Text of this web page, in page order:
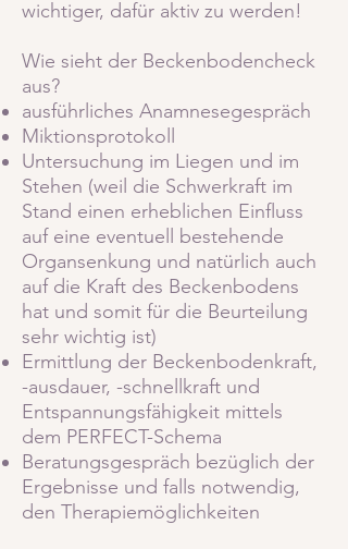
wichtiger, dafür aktiv zu werden!
Wie sieht der Beckenbodencheck
aus?
ausführliches Anamnesegespräch
Miktionsprotokoll
Untersuchung im Liegen und im
Stehen (weil die Schwerkraft im
Stand einen erheblichen Einfluss
auf eine eventuell bestehende
Organsenkung und natürlich auch
auf die Kraft des Beckenbodens
hat und somit für die Beurteilung
sehr wichtig ist)
Ermittlung der Beckenbodenkraft,
-ausdauer, -schnellkraft und
Entspannungsfähigkeit mittels
dem PERFECT-Schema
Beratungsgespräch bezüglich der
Ergebnisse und falls notwendig,
den Therapiemöglichkeiten